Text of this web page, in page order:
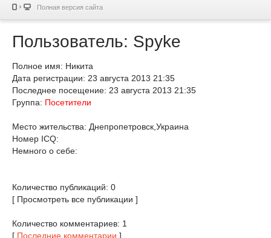
Полная версия сайта
Пользователь: Spyke
Полное имя: Никита
Дата регистрации: 23 августа 2013 21:35
Последнее посещение: 23 августа 2013 21:35
Группа: Посетители
Место жительства: Днепропетровск,Украина
Номер ICQ:
Немного о себе:
Количество публикаций: 0
[ Просмотреть все публикации ]
Количество комментариев: 1
[ Последние комментарии ]